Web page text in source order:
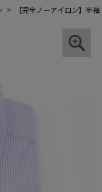
【完全ノーアイロン】半